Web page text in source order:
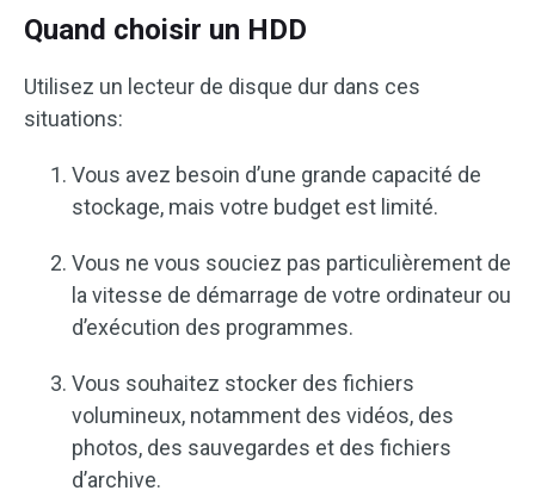
Quand choisir un HDD
Utilisez un lecteur de disque dur dans ces
situations:
Vous avez besoin d’une grande capacité de
stockage, mais votre budget est limité.
Vous ne vous souciez pas particulièrement de
la vitesse de démarrage de votre ordinateur ou
d’exécution des programmes.
Vous souhaitez stocker des fichiers
volumineux, notamment des vidéos, des
photos, des sauvegardes et des fichiers
d’archive.